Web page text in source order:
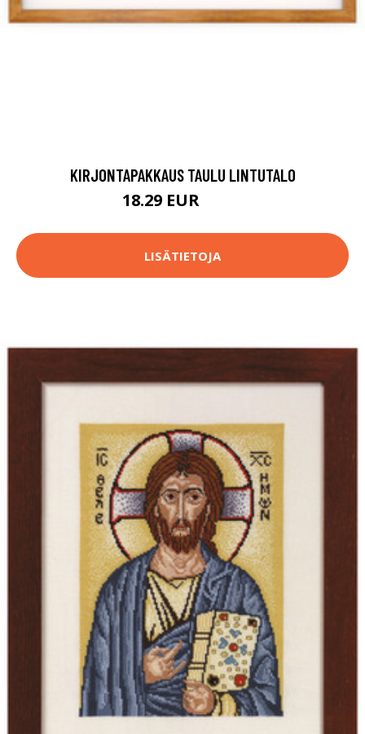
KIRJONTAPAKKAUS TAULU LINTUTALO
18.29 EUR
LISÄTIETOJA